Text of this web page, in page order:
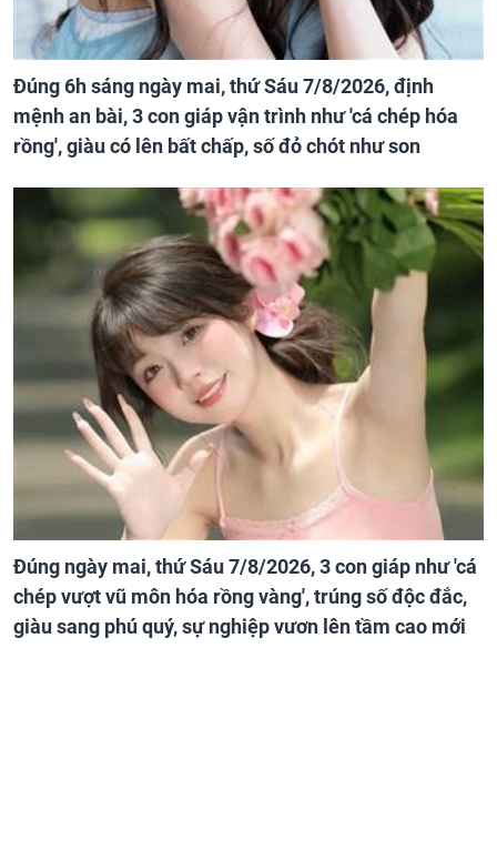
Đúng 6h sáng ngày mai, thứ Sáu 7/8/2026, định
mệnh an bài, 3 con giáp vận trình như 'cá chép hóa
rồng', giàu có lên bất chấp, số đỏ chót như son
Đúng ngày mai, thứ Sáu 7/8/2026, 3 con giáp như 'cá
chép vượt vũ môn hóa rồng vàng', trúng số độc đắc,
giàu sang phú quý, sự nghiệp vươn lên tầm cao mới